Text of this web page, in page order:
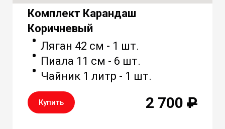
Комплект Карандаш
Коричневый
Ляган 42 см - 1 шт.
Пиала 11 см - 6 шт.
Чайник 1 литр - 1 шт.
Купить 2 700 ₽